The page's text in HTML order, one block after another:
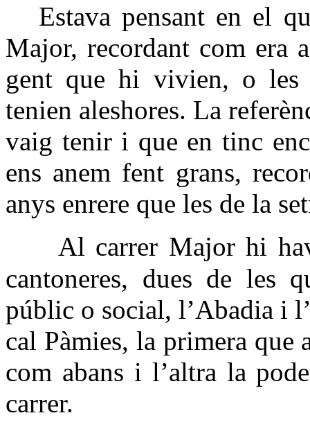
Estava pensant en el
Major, recordant com era
gent que hi vivien, o les
tenien aleshores. La
vaig tenir i que en tinc
ens anem fent grans,
anys enrere que les de la
Al carrer Major hi
cantoneres, dues de les
públic o social, l’Abadia i
cal Pàmies, la primera que
com abans i l’altra la
carrer.